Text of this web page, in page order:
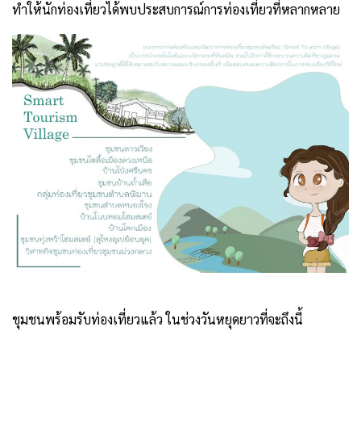
ทำให้นักท่องเที่ยวได้พบประสบการณ์การท่องเที่ยวที่หลากหลาย
ชุมชนพร้อมรับท่องเที่ยวแล้ว ในช่วงวันหยุดยาวที่จะถึงนี้